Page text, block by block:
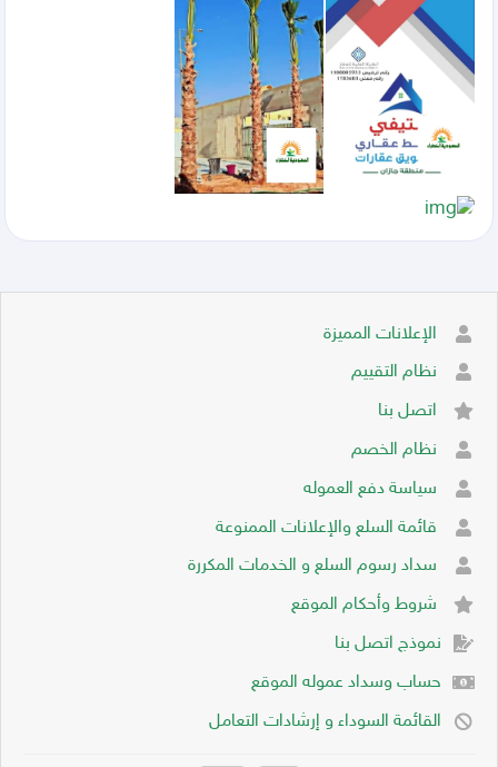
الإعلانات المميزة
نظام التقييم
اتصل بنا
نظام الخصم
سياسة دفع العموله
قائمة السلع والإعلانات الممنوعة
سداد رسوم السلع و الخدمات المكررة
شروط وأحكام الموقع
نموذج اتصل بنا
حساب وسداد عموله الموقع
القائمة السوداء و إرشادات التعامل